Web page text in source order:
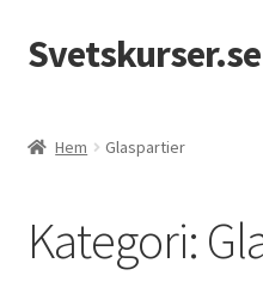
Hoppa
till
Hoppa
till
Svetskurser.se
Hem Glaspartier
Kategori: